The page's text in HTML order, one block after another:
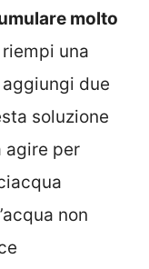
molto
una
due
soluzione
agire per
non